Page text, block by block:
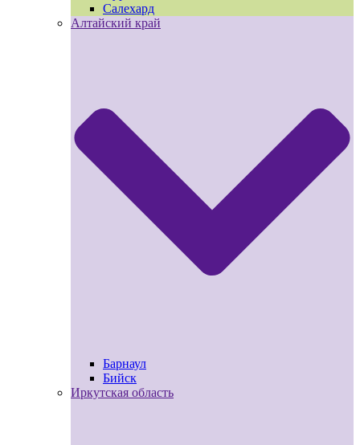
Салехард
Алтайский край
Барнаул
Бийск
Иркутская область